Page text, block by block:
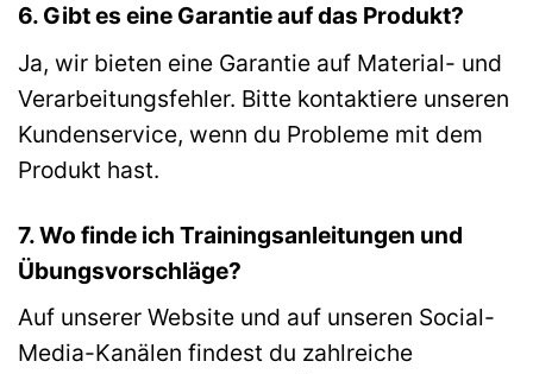
6. Gibt es eine Garantie auf das Produkt?
Ja, wir bieten eine Garantie auf Material- und
Verarbeitungsfehler. Bitte kontaktiere unseren
Kundenservice, wenn du Probleme mit dem
Produkt hast.
7. Wo finde ich Trainingsanleitungen und
Übungsvorschläge?
Auf unserer Website und auf unseren Social-
Media-Kanälen findest du zahlreiche